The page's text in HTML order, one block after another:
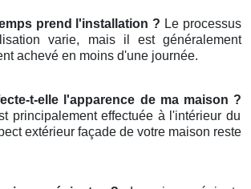
prend l'installation ? Le processus
varie, mais il est généralement
achevé en moins d'une journée.
t-elle l'apparence de ma maison ?
principalement effectuée à l'intérieur du
extérieur façade de votre maison reste